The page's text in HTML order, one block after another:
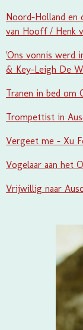
Noord-Holland
van Hooff / Henk
'Ons vonnis werd
& Key-Leigh De
Tranen in bed om
Trompettist in
Vergeet me - Xu
Vogelaar aan het
Vrijwillig naar